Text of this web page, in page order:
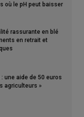
où le pH peut baisser
rassurante en blé
en retrait et
une aide de 50 euros
agriculteurs »